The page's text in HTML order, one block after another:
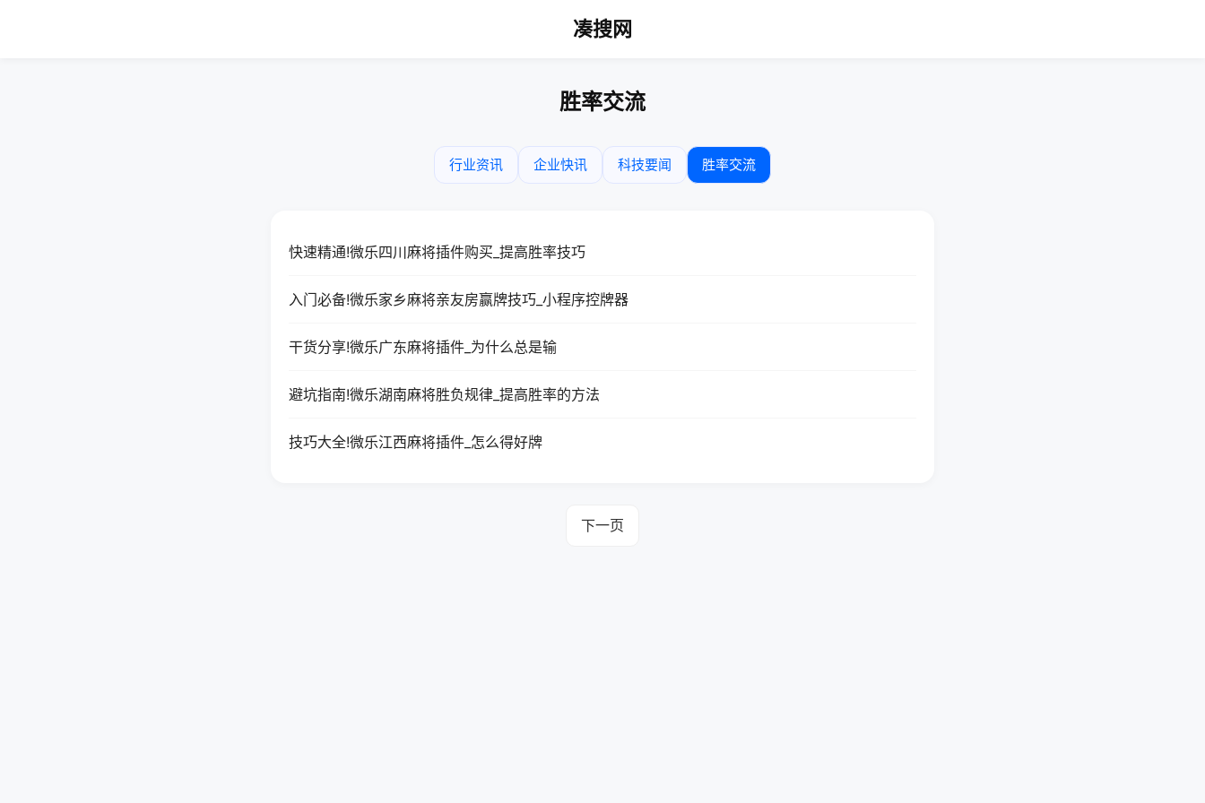
凑搜网
胜率交流
行业资讯 企业快讯 科技要闻 胜率交流
快速精通!微乐四川麻将插件购买_提高胜率技巧
入门必备!微乐家乡麻将亲友房赢牌技巧_小程序控牌器
干货分享!微乐广东麻将插件_为什么总是输
避坑指南!微乐湖南麻将胜负规律_提高胜率的方法
技巧大全!微乐江西麻将插件_怎么得好牌
下一页